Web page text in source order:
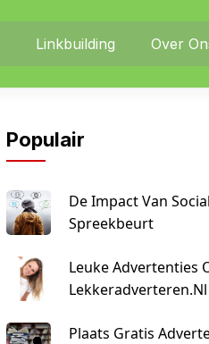
Linkbuilding Over
Populair
De Impact Van
Spreekbeurt
Leuke Advertenties
Lekkeradverteren.nl
Plaats Gratis